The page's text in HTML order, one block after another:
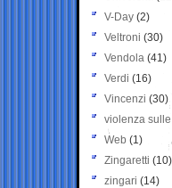
V-Day (2)
Veltroni (30)
Vendola (41)
Verdi (16)
Vincenzi (30)
violenza
Web (1)
Zingaretti (10)
zingari (14)